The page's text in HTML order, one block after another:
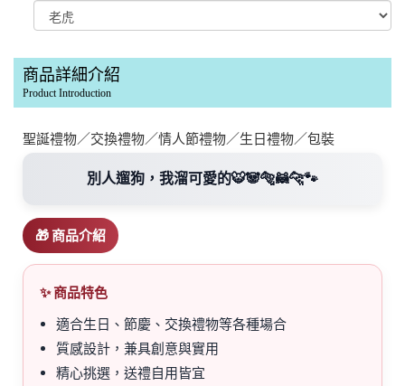
商品詳細介紹
Product Introduction
聖誕禮物／交換禮物／情人節禮物／生日禮物／包裝
別人遛狗，我溜可愛的🐯🐼🐅🦝🐆🐾
🎁 商品介紹
✨ 商品特色
適合生日、節慶、交換禮物等各種場合
質感設計，兼具創意與實用
精心挑選，送禮自用皆宜